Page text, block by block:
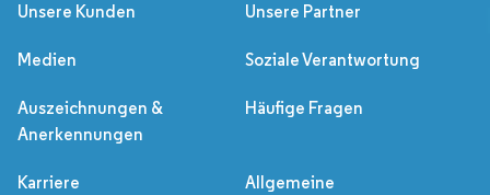
Unsere Kunden Unsere Partner
Medien Soziale Verantwortung
Auszeichnungen &
Anerkennungen
Häufige Fragen
Karriere
Allgemeine